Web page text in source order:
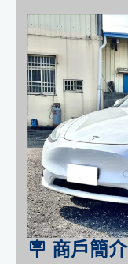
🪧 商戶簡介